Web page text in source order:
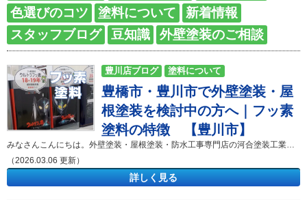
色選びのコツ
塗料について
新着情報
スタッフブログ
豆知識 外壁塗装のご相談
豊橋市・豊川市で外壁塗装・屋
根塗装を検討中の方へ｜フッ素
塗料の特徴 【豊川市】
（2026.03.06 更新）
詳しく見る
豊川店ブログ 塗料について